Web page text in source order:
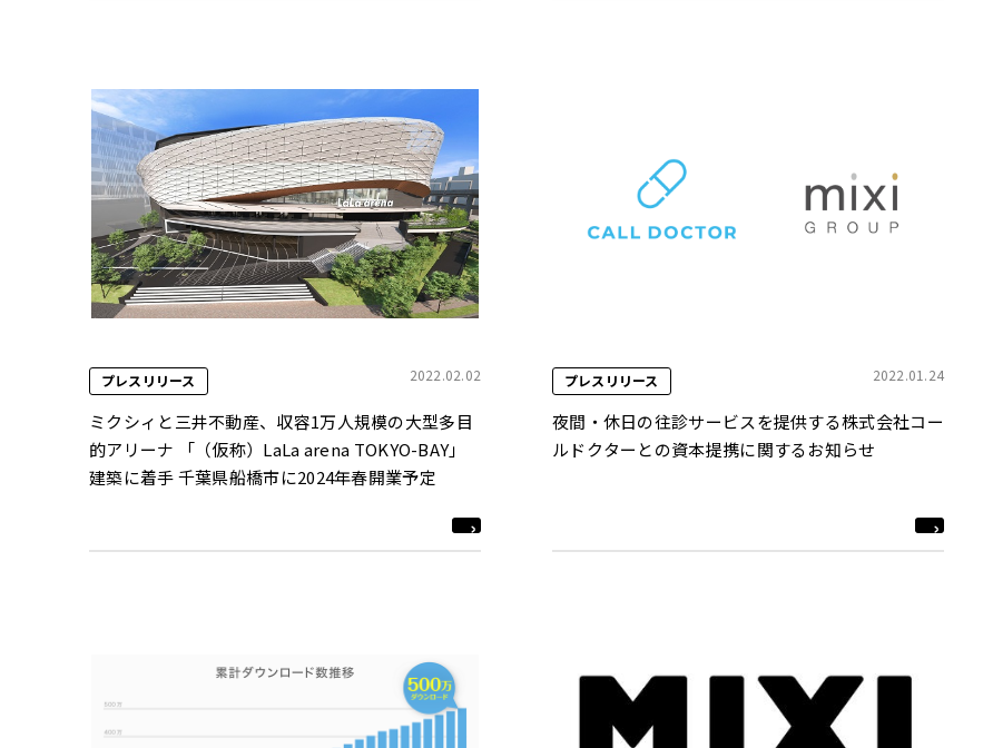
プレスリリース 2022.02.02
ミクシィと三井不動産、収容1万人規模の大型多目
的アリーナ 「（仮称）LaLa arena TOKYO-BAY」
建築に着手 千葉県船橋市に2024年春開業予定
プレスリリース 2022.01.24
夜間・休日の往診サービスを提供する株式会社コー
ルドクターとの資本提携に関するお知らせ